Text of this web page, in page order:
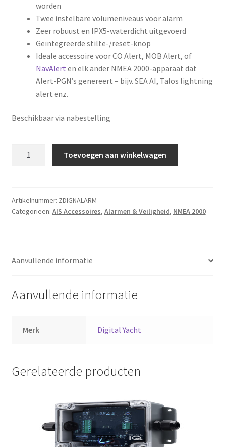
worden
Twee instelbare volumeniveaus voor alarm
Zeer robuust en IPX5-waterdicht uitgevoerd
Geïntegreerde stilte-/reset-knop
Ideale accessoire voor CO Alert, MOB Alert, of
NavAlert en elk ander NMEA 2000-apparaat dat
Alert-PGN’s genereert – bijv. SEA AI, Talos lightning
alert enz.
Beschikbaar via nabestelling
Alarmsignaal
aantal
Toevoegen aan winkelwagen
Artikelnummer: ZDIGNALARM
Categorieën: AIS Accessoires, Alarmen & Veiligheid, NMEA 2000
Aanvullende informatie
Aanvullende informatie
Merk Digital Yacht
Gerelateerde producten